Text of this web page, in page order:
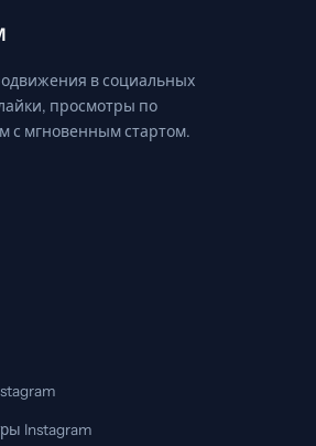
в социальных
просмотры по
с мгновенным стартом.
Instagram